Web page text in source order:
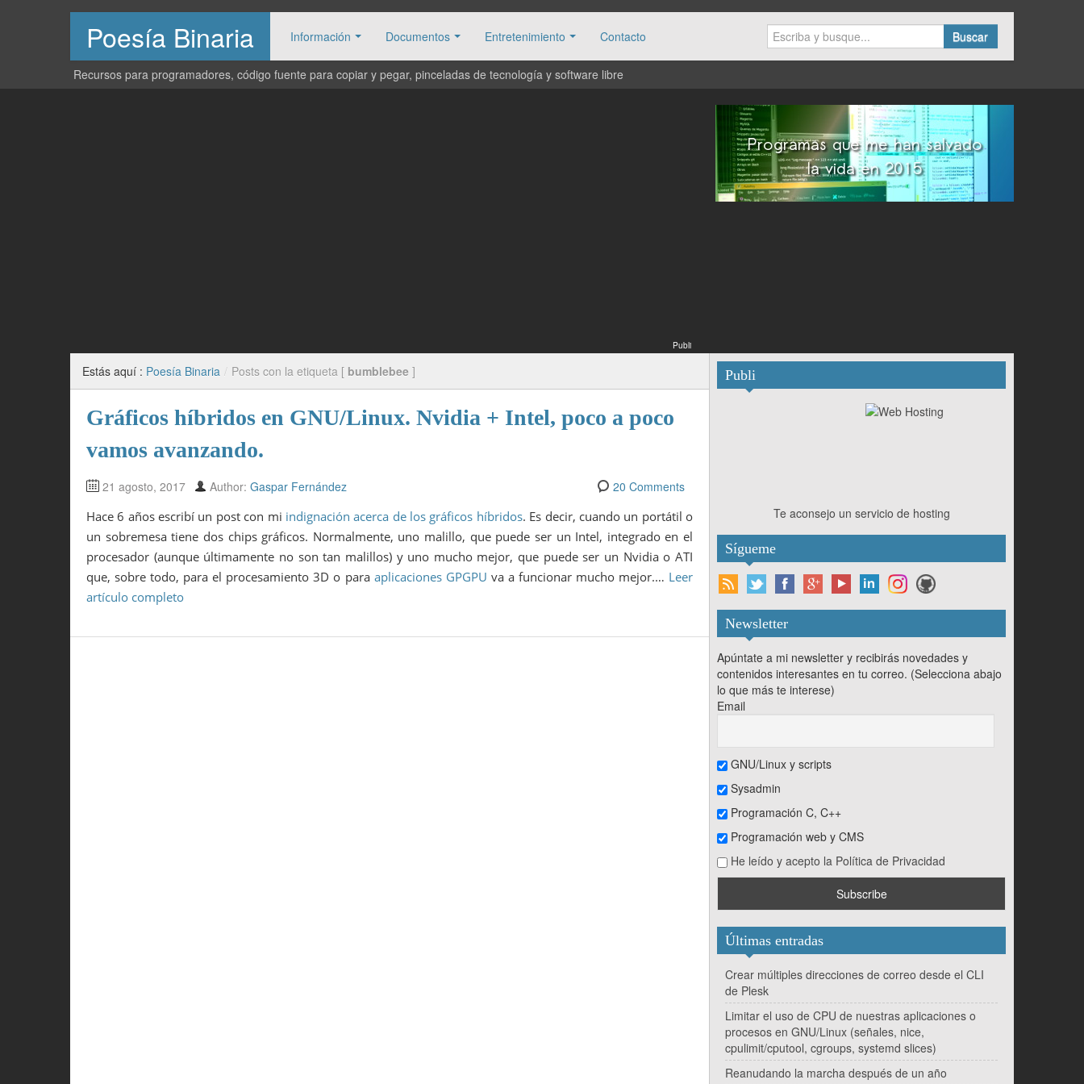
Poesía Binaria Información Documentos Entretenimiento Contacto Buscar
Recursos para programadores, código fuente para copiar y pegar, pinceladas de tecnología y software libre
Publi
Estás aquí : Poesía Binaria / Posts con la etiqueta [ bumblebee ]
Gráficos híbridos en GNU/Linux. Nvidia + Intel, poco a poco
vamos avanzando.
21 agosto, 2017 Author: Gaspar Fernández
20 Comments
Hace 6 años escribí un post con mi indignación acerca de los gráficos híbridos. Es decir, cuando un portátil o
un sobremesa tiene dos chips gráficos. Normalmente, uno malillo, que puede ser un Intel, integrado en el
procesador (aunque últimamente no son tan malillos) y uno mucho mejor, que puede ser un Nvidia o ATI
que, sobre todo, para el procesamiento 3D o para aplicaciones GPGPU va a funcionar mucho mejor.… Leer
artículo completo
Publi
Te aconsejo un servicio de hosting
Sígueme
Newsletter
Apúntate a mi newsletter y recibirás novedades y
contenidos interesantes en tu correo. (Selecciona abajo
lo que más te interese)
Email
GNU/Linux y scripts
Sysadmin
Programación C, C++
Programación web y CMS
He leído y acepto la Política de Privacidad
Últimas entradas
Crear múltiples direcciones de correo desde el CLI
de Plesk
Limitar el uso de CPU de nuestras aplicaciones o
procesos en GNU/Linux (señales, nice,
cpulimit/cputool, cgroups, systemd slices)
Reanudando la marcha después de un año